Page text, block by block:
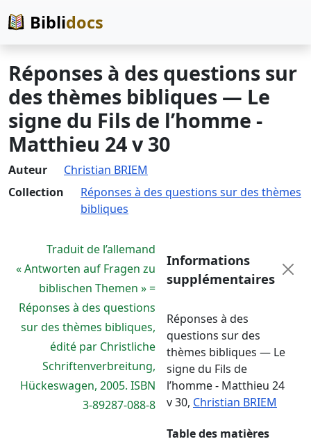
Biblidocs
Réponses à des questions sur
des thèmes bibliques — Le
signe du Fils de l’homme -
Matthieu 24 v 30
Auteur
Christian BRIEM
Collection
Réponses à des questions sur des thèmes
bibliques
Traduit de l’allemand
« Antworten auf Fragen zu
biblischen Themen » =
Réponses à des questions
sur des thèmes bibliques,
édité par Christliche
Schriftenverbreitung,
Hückeswagen, 2005. ISBN
3-89287-088-8
Informations
supplémentaires
Réponses à des
questions sur des
thèmes bibliques — Le
signe du Fils de
l’homme - Matthieu 24
v 30, Christian BRIEM
Table des matières